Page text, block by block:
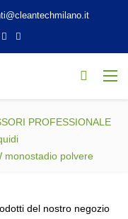
PROFESSIONALE
monostadio polvere
del nostro negozio